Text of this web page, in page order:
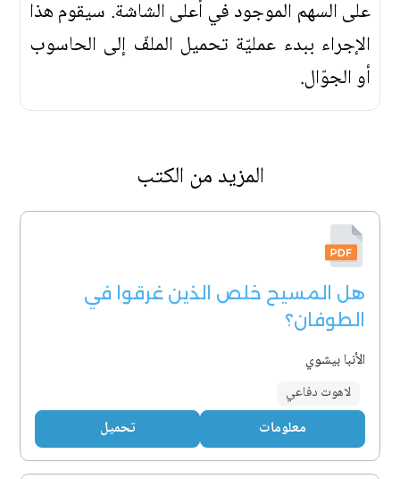
على السهم الموجود في أعلى الشاشة. سيقوم هذا
الإجراء ببدء عمليّة تحميل الملفّ إلى الحاسوب
أو الجوّال.
المزيد من الكتب
هل المسيح خلص الذين غرقوا في
الطوفان؟
الأنبا بيشوي
لاهوت دفاعي
معلومات تحميل